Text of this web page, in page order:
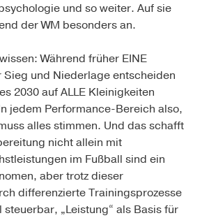
und so weiter. Auf sie
der WM besonders an.
Während früher EINE
und Niederlage entscheiden
2030 auf ALLE Kleinigkeiten
jedem Performance-Bereich also,
alles stimmen. Und das schafft
nicht allein mit
im Fußball sind ein
aber trotz dieser
differenzierte Trainingsprozesse
steuerbar, „Leistung“ als Basis für